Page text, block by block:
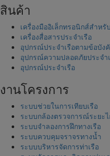
สินค้า
เครื่องมืออิเล็กทรอนิกส์สำหรั
เครื่องสื่อสารประจำเรือ
อุปกรณ์ประจำเรือตามข้อบัง
อุปกรณ์ความปลอดภัยประจำ
อุปกรณ์ประจำเรือ
งานโครงการ
ระบบช่วยในการเทียบเรือ
ระบบกล้องตรวจการณ์ระยะ
ระบบจำลองการฝึกทางเรือ
ระบบควบคุมจราจรทางน้ำ
ระบบบริหารจัดการท่าเรือ